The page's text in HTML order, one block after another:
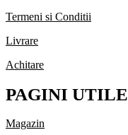
Termeni si Conditii
Livrare
Achitare
PAGINI UTILE
Magazin